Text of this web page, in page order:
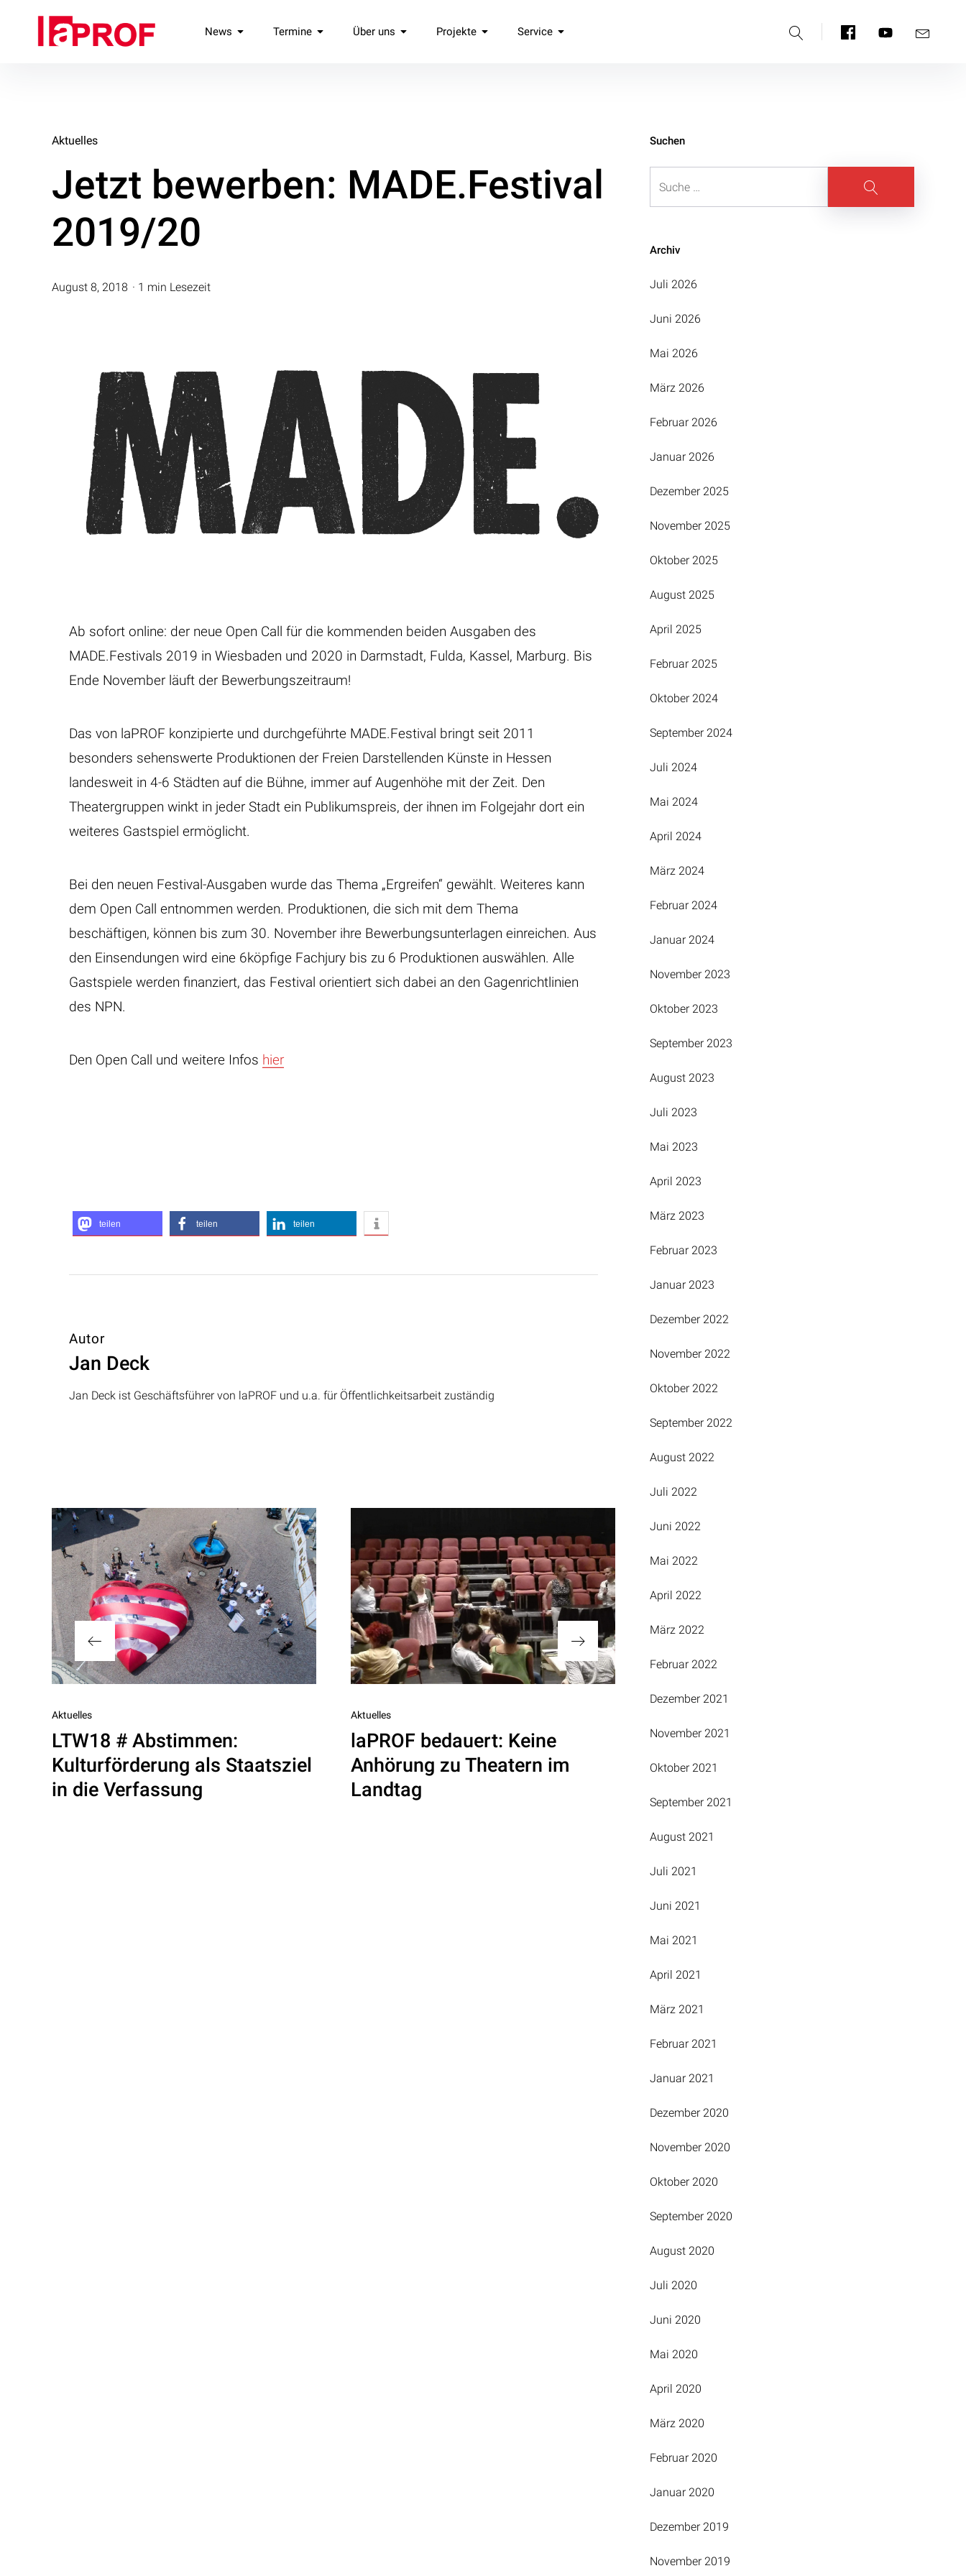
überspringenlaPROF
Landesverband Professionelle Freie Darstellende Künste e.V.
News Termine Über uns Projekte Service FacebookYouTubeE-
Mail
Aktuelles
Jetzt bewerben: MADE.Festival
2019/20
August 8, 2018 1 min Lesezeit
Ab sofort online: der neue Open Call für die kommenden beiden Ausgaben des
MADE.Festivals 2019 in Wiesbaden und 2020 in Darmstadt, Fulda, Kassel, Marburg. Bis
Ende November läuft der Bewerbungszeitraum!
Das von laPROF konzipierte und durchgeführte MADE.Festival bringt seit 2011
besonders sehenswerte Produktionen der Freien Darstellenden Künste in Hessen
landesweit in 4-6 Städten auf die Bühne, immer auf Augenhöhe mit der Zeit. Den
Theatergruppen winkt in jeder Stadt ein Publikumspreis, der ihnen im Folgejahr dort ein
weiteres Gastspiel ermöglicht.
Bei den neuen Festival-Ausgaben wurde das Thema „Ergreifen“ gewählt. Weiteres kann
dem Open Call entnommen werden. Produktionen, die sich mit dem Thema
beschäftigen, können bis zum 30. November ihre Bewerbungsunterlagen einreichen. Aus
den Einsendungen wird eine 6köpfige Fachjury bis zu 6 Produktionen auswählen. Alle
Gastspiele werden finanziert, das Festival orientiert sich dabei an den Gagenrichtlinien
des NPN.
Den Open Call und weitere Infos hier
teilen teilen teilen
Autor
Jan Deck
Jan Deck ist Geschäftsführer von laPROF und u.a. für Öffentlichkeitsarbeit zuständig
Vorheriger
Beitrag
Aktuelles
LTW18 # Abstimmen:
Kulturförderung als Staatsziel
in die Verfassung
Nächster
Beitrag
Aktuelles
laPROF bedauert: Keine
Anhörung zu Theatern im
Landtag
Suchen
Suche
Archiv
Juli 2026
Juni 2026
Mai 2026
März 2026
Februar 2026
Januar 2026
Dezember 2025
November 2025
Oktober 2025
August 2025
April 2025
Februar 2025
Oktober 2024
September 2024
Juli 2024
Mai 2024
April 2024
März 2024
Februar 2024
Januar 2024
November 2023
Oktober 2023
September 2023
August 2023
Juli 2023
Mai 2023
April 2023
März 2023
Februar 2023
Januar 2023
Dezember 2022
November 2022
Oktober 2022
September 2022
August 2022
Juli 2022
Juni 2022
Mai 2022
April 2022
März 2022
Februar 2022
Dezember 2021
November 2021
Oktober 2021
September 2021
August 2021
Juli 2021
Juni 2021
Mai 2021
April 2021
März 2021
Februar 2021
Januar 2021
Dezember 2020
November 2020
Oktober 2020
September 2020
August 2020
Juli 2020
Juni 2020
Mai 2020
April 2020
März 2020
Februar 2020
Januar 2020
Dezember 2019
November 2019